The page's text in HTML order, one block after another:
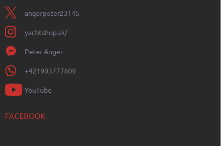
angerpeter23145
yachtshop.sk/
Peter Anger
+421903777609
YouTube
FACEBOOK